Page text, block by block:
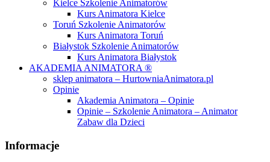
Kielce Szkolenie Animatorów
Kurs Animatora Kielce
Toruń Szkolenie Animatorów
Kurs Animatora Toruń
Białystok Szkolenie Animatorów
Kurs Animatora Białystok
AKADEMIA ANIMATORA ®
sklep animatora – HurtowniaAnimatora.pl
Opinie
Akademia Animatora – Opinie
Opinie – Szkolenie Animatora – Animator
Zabaw dla Dzieci
Informacje